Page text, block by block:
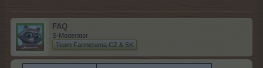
FAQ
S-Moderator
Team Farmerama CZ & SK